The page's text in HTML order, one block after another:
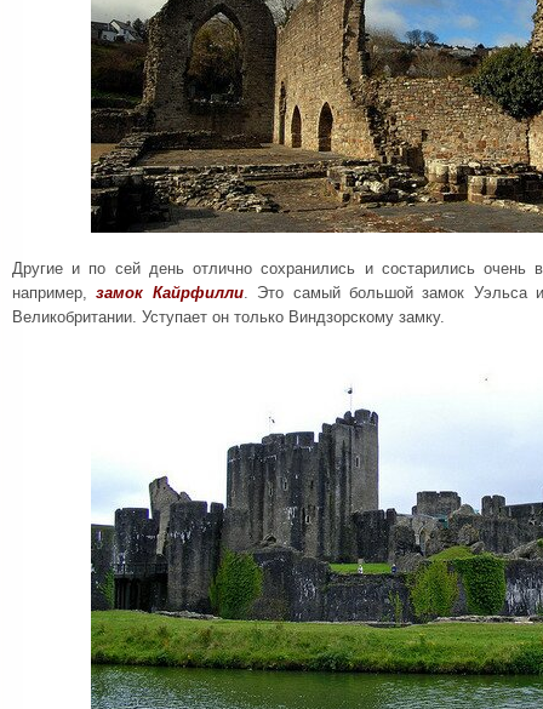
Другие и по сей день отлично сохранились и состарились очень
например,замок Кайрфилли. Это самый большой замок Уэльса
Великобритании. Уступает он только Виндзорскому замку.